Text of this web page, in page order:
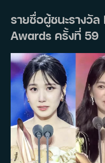
Arts
Awards
ครั้ง
ที่
55
รายชื่อผู้ชนะรางวั
Awards ครั้งที่ 59